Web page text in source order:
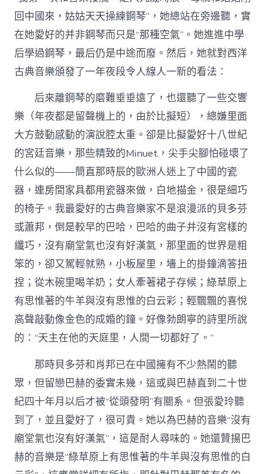
回中國來，姑姑天天操練鋼琴”，她總站在旁邊聽，實
在她愛好的并非鋼琴而只是“那種空氣”。她進進中學
后學過鋼琴，最后仍是中途而廢。然后，她就對西洋
古典音樂頒發了一年夜段令人線人一新的看法：
后來離鋼琴的磨難垂垂遠了，也還聽了一些交響
樂（年夜都是留聲機上的，由於比擬短），總嫌里面
大方鼓動感動的演說腔太重。卻是比擬愛好十八世紀
的宮廷音樂，那些精致的Minuet，尖手尖腳怕碰壞了
什么似的——簡直那時辰的歐洲人迷上了中國的瓷
器，連房間家具都用瓷器來做，白地描金，很是細巧
的椅子。我最愛好的古典音樂家不是浪漫派的貝多芬
或蕭邦，倒是較早的巴哈，巴哈的曲子并沒有宮樣的
纖巧，沒有廟堂氣也沒有好漢氣，那里面的世界是粗
笨的，卻又駕輕就熟，小板屋里，墻上的掛鐘滴答扭
捏；從木碗里喝羊奶；女人牽著裙子存候；綠草原上
有思惟著的牛羊與沒有思惟的白云彩；輕飄飄的喜悅
高聲敲動像金色的成婚的鐘。好像勃朗寧的詩里所說
的：“天主在他的天庭里，人間一切都好了。”
那時貝多芬和肖邦已在中國擁有不少熱鬧的聽
眾，但留戀巴赫的委實未幾，這或與巴赫直到二十世
紀四十年月以后才被“從頭發明”有關系。但張愛玲聽
到了，並且愛好了，很可貴。她以為巴赫的音樂“沒有
廟堂氣也沒有好漢氣”，這是耐人尋味的。她還贊揚巴
赫的音樂是“綠草原上有思惟著的牛羊與沒有思惟的白